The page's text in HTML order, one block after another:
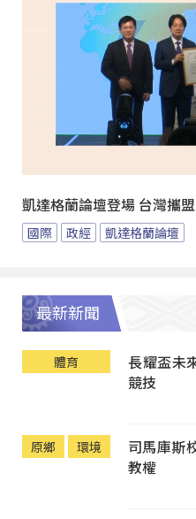
凱達格蘭論壇登場 台灣攜
國際 政經 凱達格蘭論壇
最新新聞
體育
長耀盃未
競技
原鄉 環境
司馬庫斯
教權